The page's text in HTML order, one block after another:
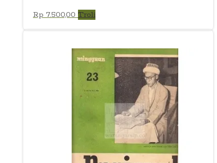
Rp 7.500,00 Troli